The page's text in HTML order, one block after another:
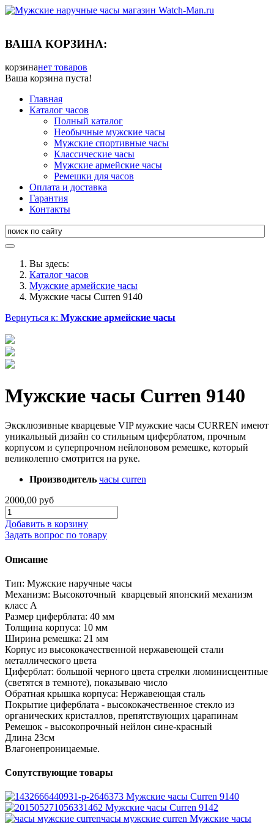
ВАША КОРЗИНА:
корзинанет товаров
Ваша корзина пуста!
Главная
Каталог часов
Полный каталог
Необычные мужские часы
Мужские спортивные часы
Классические часы
Мужские армейские часы
Ремешки для часов
Оплата и доставка
Гарантия
Контакты
Вы здесь:
Каталог часов
Мужские армейские часы
Мужские часы Curren 9140
Вернуться к: Мужские армейские часы
Мужские часы Curren 9140
Эксклюзивные кварцевые VIP мужские часы CURREN имеют
уникальный дизайн со стильным циферблатом, прочным
корпусом и суперпрочном нейлоновом ремешке, который
великолепно смотрится на руке.
Производитель часы curren
2000,00 руб
Добавить в корзину
Задать вопрос по товару
Описание
Тип: Мужские наручные часы
Механизм: Высокоточный кварцевый японский механизм
класс А
Размер циферблата: 40 мм
Толщина корпуса: 10 мм
Ширина ремешка: 21 мм
Корпус из высококачественной нержавеющей стали
металлического цвета
Циферблат: большой черного цвета стрелки люминисцентные
(светятся в темноте), показываю число
Обратная крышка корпуса: Нержавеющая сталь
Покрытие циферблата - высококачественное стекло из
органических кристаллов, препятствующих царапинам
Ремешок - высокопрочный нейлон сине-красный
Длина 23см
Влагонепроницаемые.
Сопутствующие товары
Мужские часы Curren 9140
Мужские часы Curren 9142
часы мужские curren Мужские часы